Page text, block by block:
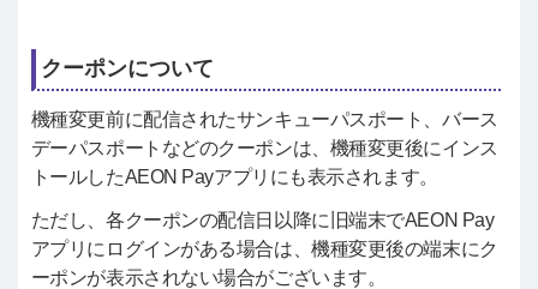
クーポンについて
機種変更前に配信されたサンキューパスポート、バース
デーパスポートなどのクーポンは、機種変更後にインス
トールしたAEON Payアプリにも表示されます。
ただし、各クーポンの配信日以降に旧端末でAEON Pay
アプリにログインがある場合は、機種変更後の端末にク
ーポンが表示されない場合がございます。